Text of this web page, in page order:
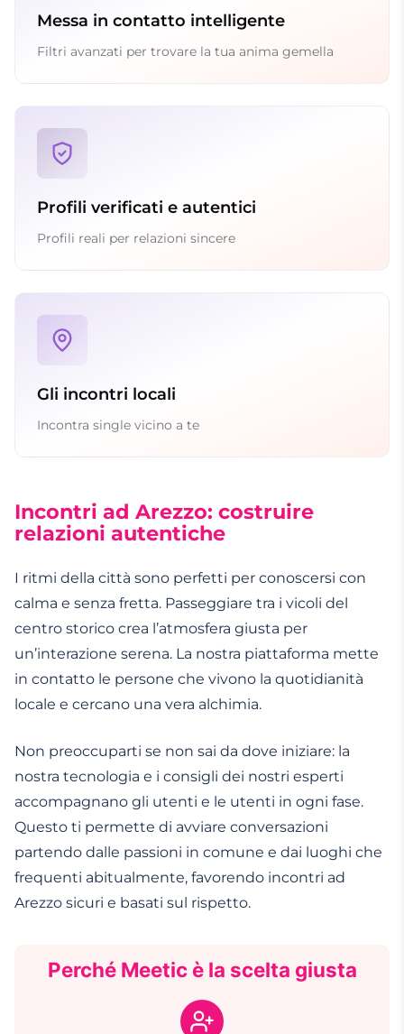
Messa in contatto intelligente
Filtri avanzati per trovare la tua anima gemella
Profili verificati e autentici
Profili reali per relazioni sincere
Gli incontri locali
Incontra single vicino a te
Incontri ad Arezzo: costruire
relazioni autentiche
I ritmi della città sono perfetti per conoscersi con
calma e senza fretta. Passeggiare tra i vicoli del
centro storico crea l’atmosfera giusta per
un’interazione serena. La nostra piattaforma mette
in contatto le persone che vivono la quotidianità
locale e cercano una vera alchimia.
Non preoccuparti se non sai da dove iniziare: la
nostra tecnologia e i consigli dei nostri esperti
accompagnano gli utenti e le utenti in ogni fase.
Questo ti permette di avviare conversazioni
partendo dalle passioni in comune e dai luoghi che
frequenti abitualmente, favorendo incontri ad
Arezzo sicuri e basati sul rispetto.
Perché Meetic è la scelta giusta